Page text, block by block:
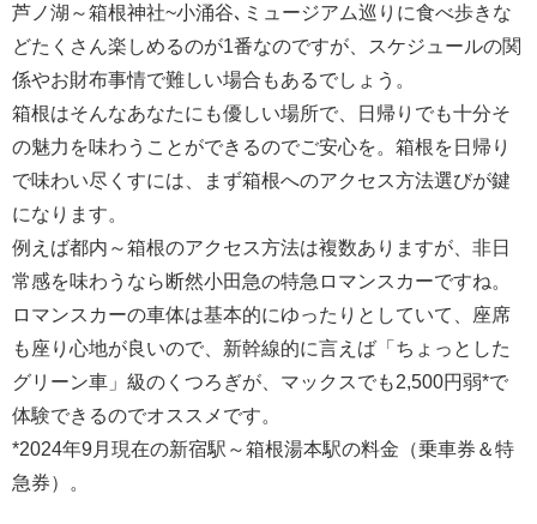
芦ノ湖～箱根神社~小涌谷､ミュージアム巡りに食べ歩きな
どたくさん楽しめるのが1番なのですが、スケジュールの関
係やお財布事情で難しい場合もあるでしょう。
箱根はそんなあなたにも優しい場所で、日帰りでも十分そ
の魅力を味わうことができるのでご安心を。箱根を日帰り
で味わい尽くすには、まず箱根へのアクセス方法選びが鍵
になります。
例えば都内～箱根のアクセス方法は複数ありますが、非日
常感を味わうなら断然小田急の特急ロマンスカーですね。
ロマンスカーの車体は基本的にゆったりとしていて、座席
も座り心地が良いので、新幹線的に言えば「ちょっとした
グリーン車」級のくつろぎが、マックスでも2,500円弱*で
体験できるのでオススメです。
*2024年9月現在の新宿駅～箱根湯本駅の料金（乗車券＆特
急券）。